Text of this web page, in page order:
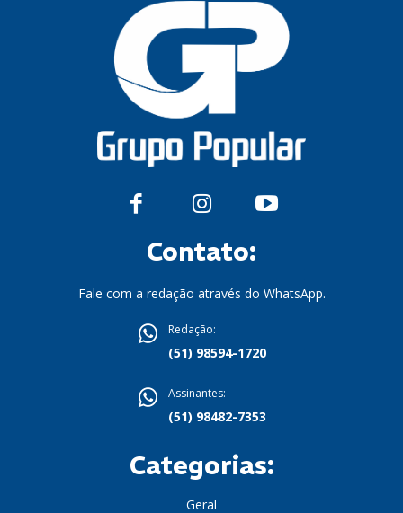
Contato:
Fale com a redação através do WhatsApp.
Redação:
(51) 98594-1720
Assinantes:
(51) 98482-7353
Categorias:
Geral